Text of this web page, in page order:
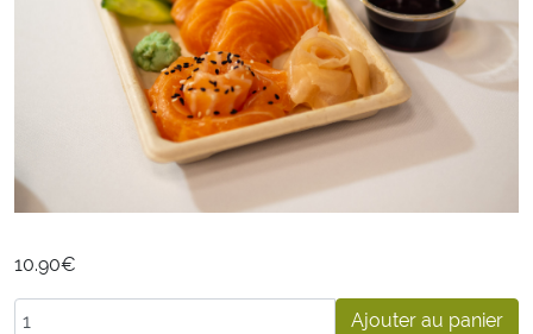
10.90€
Ajouter au panier